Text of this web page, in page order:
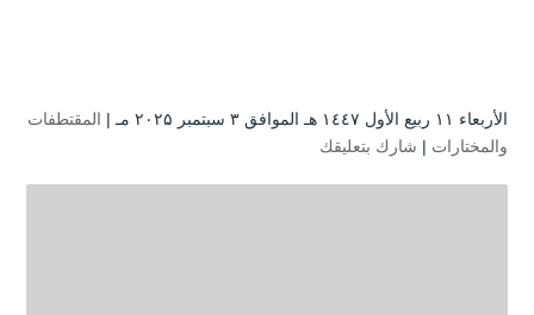
الأربعاء ۱۱ ربيع الأول ۱٤٤۷ هـ الموافق ۳ سبتمبر ۲۰۲۵ مـ |
المقتطفات
والمختارات | شارك بتعليقك